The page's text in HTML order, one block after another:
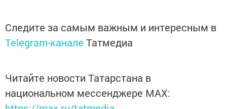
Следите за самым важным и интересным в
Telegram-канале Татмедиа
Читайте новости Татарстана в
национальном мессенджере MАХ: